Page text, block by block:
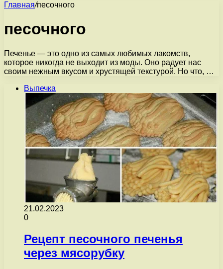
Главная/песочного
песочного
Печенье — это одно из самых любимых лакомств,
которое никогда не выходит из моды. Оно радует нас
своим нежным вкусом и хрустящей текстурой. Но что, …
Выпечка
21.02.2023
0
Рецепт песочного печенья
через мясорубку